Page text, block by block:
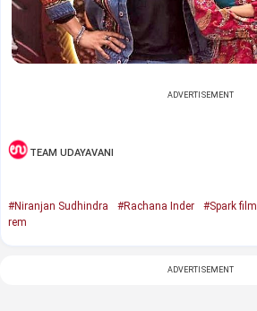
ADVERTISEMENT
TEAM UDAYAVANI
#Niranjan Sudhindra #Rachana Inder #Spark film
rem
ADVERTISEMENT